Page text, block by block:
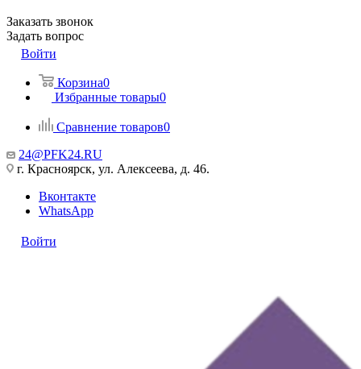
Заказать звонок
Задать вопрос
Войти
Корзина0
Избранные товары0
Сравнение товаров0
24@PFK24.RU
г. Красноярск, ул. Алексеева, д. 46.
Вконтакте
WhatsApp
Войти